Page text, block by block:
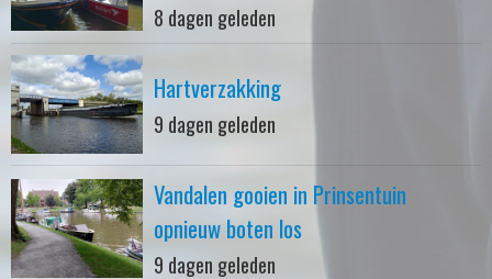
8 dagen geleden
Hartverzakking
9 dagen geleden
Vandalen gooien in Prinsentuin
opnieuw boten los
9 dagen geleden